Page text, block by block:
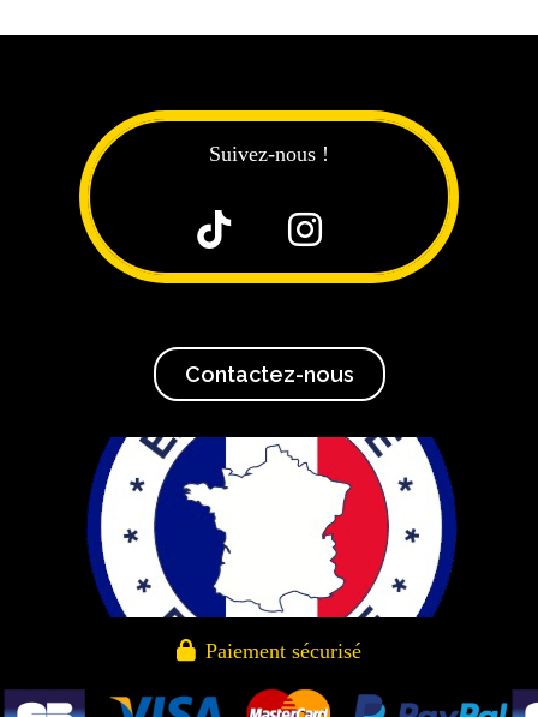
Suivez-nous !
 
Contactez-nous
 Paiement sécurisé